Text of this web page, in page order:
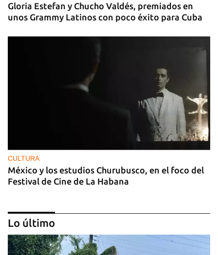
Gloria Estefan y Chucho Valdés, premiados en
unos Grammy Latinos con poco éxito para Cuba
CULTURA
México y los estudios Churubusco, en el foco del
Festival de Cine de La Habana
Lo último